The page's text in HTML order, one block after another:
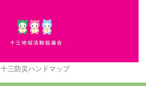
十三防災ハンドマップ